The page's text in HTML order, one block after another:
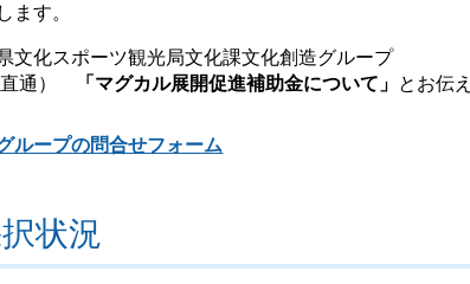
ます。
文化スポーツ観光局文化課文化創造グループ
直通） 「マグカル展開促進補助金について」 とお伝
ループの問合せフォーム
択状況